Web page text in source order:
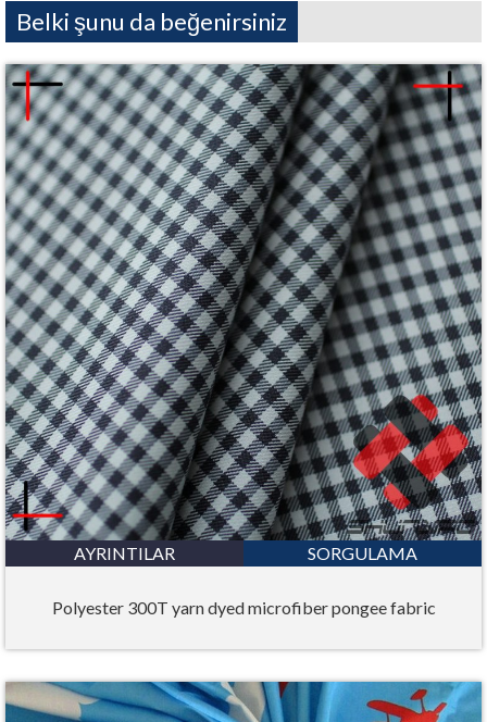
Belki şunu da beğenirsiniz
AYRINTILAR SORGULAMA
Polyester 300T yarn dyed microfiber pongee fabric